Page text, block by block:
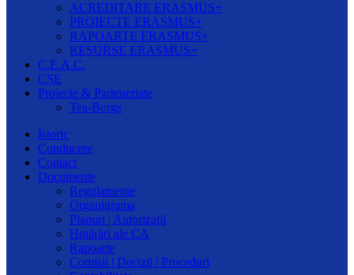
ACREDITARE ERASMUS+
PROIECTE ERASMUS+
RAPOARTE ERASMUS+
RESURSE ERASMUS+
C.E.A.C.
CȘE
Proiecte & Parteneriate
Tea-Borgs
Istoric
Conducere
Contact
Documente
Regulamente
Organigrama
Planuri | Autorizații
Hotărâri ale CA
Rapoarte
Comisii | Decizii | Proceduri